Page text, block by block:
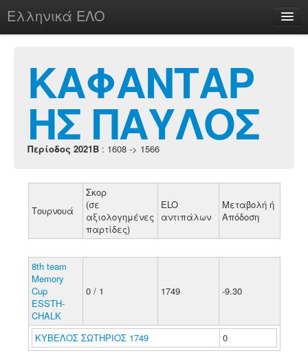
Ελληνικά ΕΛΟ
chesstu.be @ discord
Login
ΚΑΦΑΝΤΑΡ
ΗΣ ΠΑΥΛΟΣ
Περίοδος 2021B : 1608 -> 1566
Τουρνουά
Σκορ
(σε
αξιολογημένες
παρτίδες)
ELO
αντιπάλων
Μεταβολή ή
Απόδοση
8th team
Memory
Cup
ESSTH-
CHALK
0 / 1 1749 -9.30
ΚΥΒΕΛΟΣ ΣΩΤΗΡΙΟΣ 1749 0